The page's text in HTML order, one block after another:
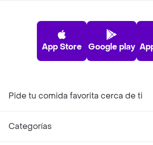
App Store Google play
Pide tu comida favorita cerca de ti
Categorías